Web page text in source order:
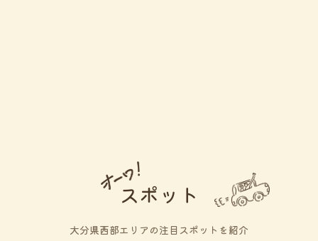
スポット
大分県西部エリアの注目スポットを紹介